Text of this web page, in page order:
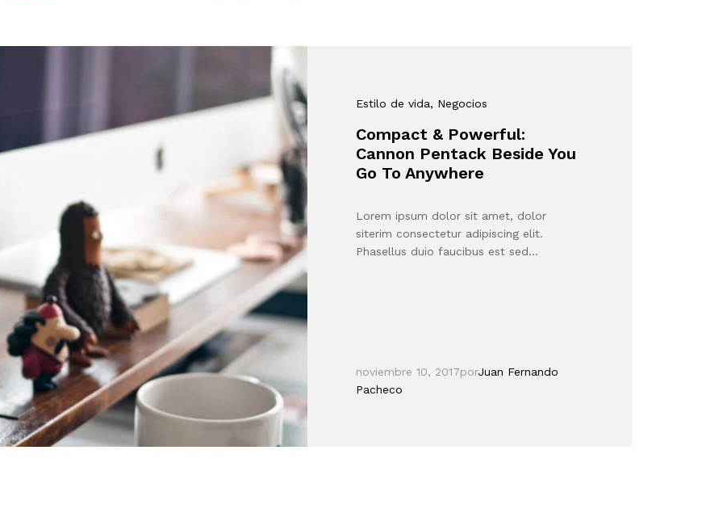
Estilo de vida, Negocios
Compact & Powerful:
Cannon Pentack Beside You
Go To Anywhere
Lorem ipsum dolor sit amet, dolor
siterim consectetur adipiscing elit.
Phasellus duio faucibus est sed…
noviembre 10, 2017porJuan Fernando
Pacheco